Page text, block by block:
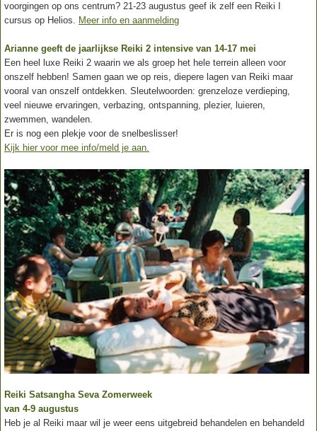
voorgingen op ons centrum? 21-23 augustus geef ik zelf een Reiki I
cursus op Helios. Meer info en aanmelding
Arianne geeft de jaarlijkse Reiki 2 intensive van 14-17 mei
Een heel luxe Reiki 2 waarin we als groep het hele terrein alleen voor
onszelf hebben! Samen gaan we op reis, diepere lagen van Reiki maar
vooral van onszelf ontdekken. Sleutelwoorden: grenzeloze verdieping,
veel nieuwe ervaringen, verbazing, ontspanning, plezier, luieren,
zwemmen, wandelen.
Er is nog een plekje voor de snelbeslisser!
Kijk hier voor mee info/meld je aan.
Reiki Satsangha Seva Zomerweek
van 4-9 augustus
Heb je al Reiki maar wil je weer eens uitgebreid behandelen en behandeld